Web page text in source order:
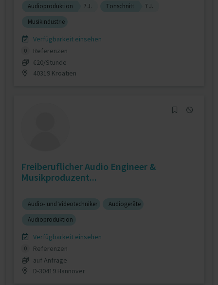
Audioproduktion
7 J. Tonschnitt
7 J.
Musikindustrie
Verfügbarkeit einsehen
0
Referenzen
€20/Stunde
40319 Kroatien
Freiberuflicher Audio Engineer &
Musikproduzent...
Audio- und Videotechniker
Audiogeräte
Audioproduktion
Verfügbarkeit einsehen
0
Referenzen
auf Anfrage
D-30419 Hannover